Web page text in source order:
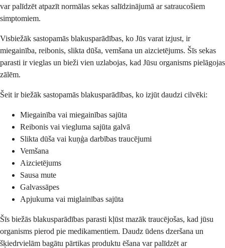
var palīdzēt atpazīt normālas sekas salīdzinājumā ar satraucošiem
simptomiem.
Visbiežāk sastopamās blakusparādības, ko Jūs varat izjust, ir
miegainība, reibonis, slikta dūša, vemšana un aizcietējums. Šīs sekas
parasti ir vieglas un bieži vien uzlabojas, kad Jūsu organisms pielāgojas
zālēm.
Šeit ir biežāk sastopamās blakusparādības, ko izjūt daudzi cilvēki:
Miegainība vai miegainības sajūta
Reibonis vai viegluma sajūta galvā
Slikta dūša vai kuņģa darbības traucējumi
Vemšana
Aizcietējums
Sausa mute
Galvassāpes
Apjukuma vai miglainības sajūta
Šīs biežās blakusparādības parasti kļūst mazāk traucējošas, kad jūsu
organisms pierod pie medikamentiem. Daudz ūdens dzeršana un
šķiedrvielām bagātu pārtikas produktu ēšana var palīdzēt ar